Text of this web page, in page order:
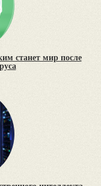
станет мир после